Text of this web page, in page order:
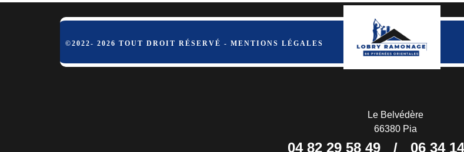
©2022- 2026 TOUT DROIT RÉSERVÉ -MENTIONS LÉGALES
Le Belvédère
66380 Pia
04 82 29 58 49 / 06 34